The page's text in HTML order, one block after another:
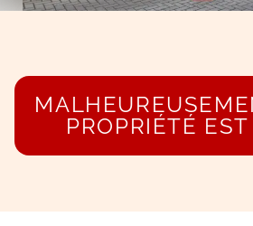
PROPRIÉTÉ